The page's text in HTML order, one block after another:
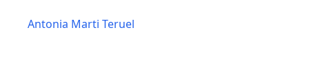
Antonia Marti Teruel